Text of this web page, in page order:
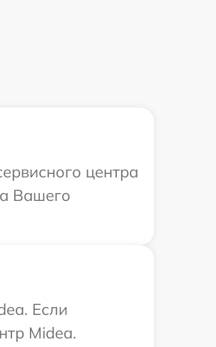
центра
Вашего
Если
Midea.